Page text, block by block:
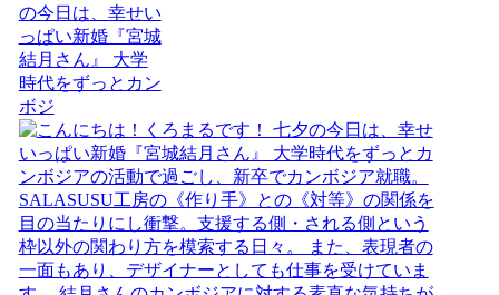
の今日は、幸せい
っぱい新婚『宮城
結月さん』 大学
時代をずっとカン
ボジ